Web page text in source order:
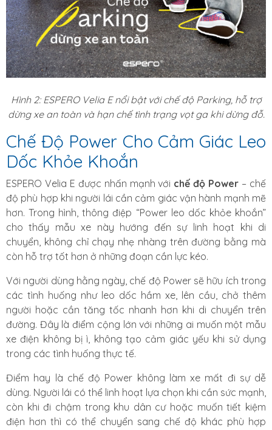
Hình 2: ESPERO Velia E nổi bật với chế độ Parking, hỗ trợ
dừng xe an toàn và hạn chế tình trạng vọt ga khi dừng đỗ.
Chế Độ Power Cho Cảm Giác Leo
Dốc Khỏe Khoắn
ESPERO Velia E được nhấn mạnh với chế độ Power – chế
độ phù hợp khi người lái cần cảm giác vận hành mạnh mẽ
hơn. Trong hình, thông điệp “Power leo dốc khỏe khoắn”
cho thấy mẫu xe này hướng đến sự linh hoạt khi di
chuyển, không chỉ chạy nhẹ nhàng trên đường bằng mà
còn hỗ trợ tốt hơn ở những đoạn cần lực kéo.
Với người dùng hằng ngày, chế độ Power sẽ hữu ích trong
các tình huống như leo dốc hầm xe, lên cầu, chở thêm
người hoặc cần tăng tốc nhanh hơn khi di chuyển trên
đường. Đây là điểm cộng lớn với những ai muốn một mẫu
xe điện không bị ì, không tạo cảm giác yếu khi sử dụng
trong các tình huống thực tế.
Điểm hay là chế độ Power không làm xe mất đi sự dễ
dùng. Người lái có thể linh hoạt lựa chọn khi cần sức mạnh,
còn khi đi chậm trong khu dân cư hoặc muốn tiết kiệm
điện hơn thì có thể chuyển sang chế độ khác phù hợp